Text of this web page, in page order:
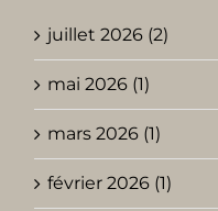
juillet 2026 (2)
mai 2026 (1)
mars 2026 (1)
février 2026 (1)